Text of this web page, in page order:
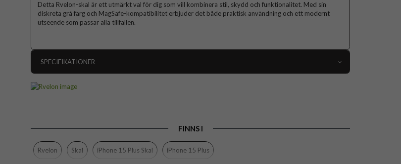
Detta Rvelon-skal är ett utmärkt val för dig som vill kombinera stil, skydd och funktionalitet. Med sin
diskreta grå färg och MagSafe-kompatibilitet erbjuder det både praktisk användning och ett modernt
utseende som passar alla tillfällen.
SPECIFIKATIONER
Egenskaper
Greppvänlig, MagSafe-kompatibel
Färg
FINNS I
Rvelon Skal iPhone 15 Plus Skal iPhone 15 Plus